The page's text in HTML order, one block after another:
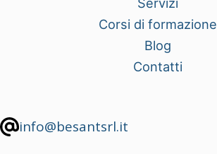
Corsi di formazione
Blog
Contatti
info@besantsrl.it